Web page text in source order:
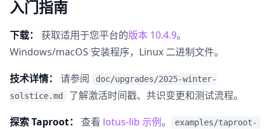
入门指南
下载： 获取适用于您平台的版本 10.4.9。
Windows/macOS 安装程序，Linux 二进制文件。
技术详情：
请参阅
doc/upgrades/2025-winter-
solstice.md
了解激活时间戳、共识变更和测试流程。
探索 Taproot：
查看 lotus-lib 示例。 examples/taproot-